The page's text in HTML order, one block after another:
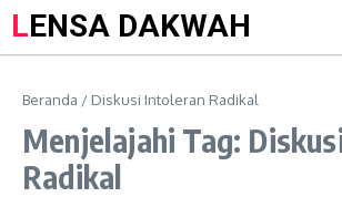
LENSA DAKWAH
Beranda / Diskusi Intoleran Radikal
Menjelajahi Tag:
Radikal